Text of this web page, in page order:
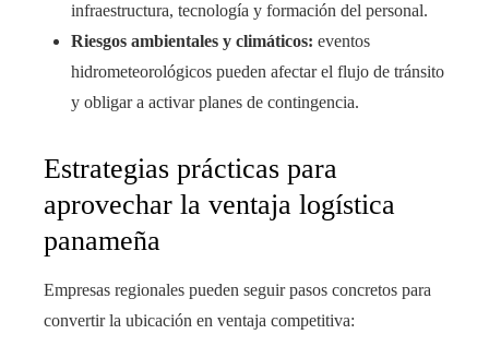
infraestructura, tecnología y formación del personal.
Riesgos ambientales y climáticos: eventos
hidrometeorológicos pueden afectar el flujo de tránsito
y obligar a activar planes de contingencia.
Estrategias prácticas para
aprovechar la ventaja logística
panameña
Empresas regionales pueden seguir pasos concretos para
convertir la ubicación en ventaja competitiva: